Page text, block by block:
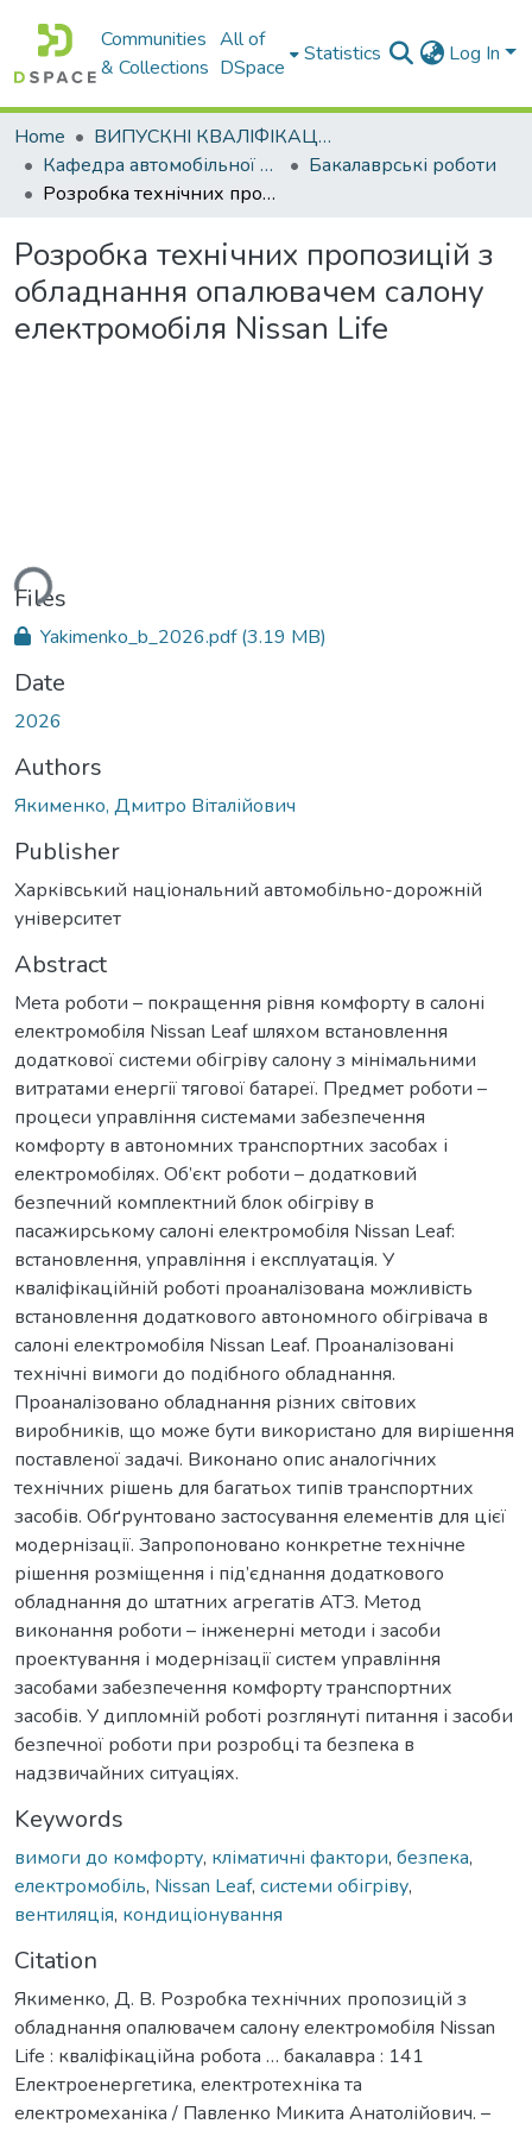
Communities
& Collections
All of
DSpace
Statistics Log In
Home
ВИПУСКНІ КВАЛІФІКАЦІЙНІ РОБОТИ
Кафедра автомобільної електроніки
Бакалаврські роботи
Розробка технічних пропозицій з обладнання опалювачем салону електромобіля Nissan Life
Розробка технічних пропозицій з
обладнання опалювачем салону
електромобіля Nissan Life
Files
Yakimenko_b_2026.pdf(3.19 MB)
Date
2026
Authors
Якименко, Дмитро Віталійович
Publisher
Харківський національний автомобільно-дорожній
університет
Abstract
Мета роботи – покращення рівня комфорту в салоні
електромобіля Nissan Leaf шляхом встановлення
додаткової системи обігріву салону з мінімальними
витратами енергії тягової батареї. Предмет роботи –
процеси управління системами забезпечення
комфорту в автономних транспортних засобах і
електромобілях. Об’єкт роботи – додатковий
безпечний комплектний блок обігріву в
пасажирському салоні електромобіля Nissan Leaf:
встановлення, управління і експлуатація. У
кваліфікаційній роботі проаналізована можливість
встановлення додаткового автономного обігрівача в
салоні електромобіля Nissan Leaf. Проаналізовані
технічні вимоги до подібного обладнання.
Проаналізовано обладнання різних світових
виробників, що може бути використано для вирішення
поставленої задачі. Виконано опис аналогічних
технічних рішень для багатьох типів транспортних
засобів. Обґрунтовано застосування елементів для цієї
модернізації. Запропоновано конкретне технічне
рішення розміщення і під’єднання додаткового
обладнання до штатних агрегатів АТЗ. Метод
виконання роботи – інженерні методи і засоби
проектування і модернізації систем управління
засобами забезпечення комфорту транспортних
засобів. У дипломній роботі розглянуті питання і засоби
безпечної роботи при розробці та безпека в
надзвичайних ситуаціях.
Keywords
вимоги до комфорту, кліматичні фактори, безпека,
електромобіль, Nissan Leaf, системи обігріву,
вентиляція, кондиціонування
Citation
Якименко, Д. В. Розробка технічних пропозицій з
обладнання опалювачем салону електромобіля Nissan
Life : кваліфікаційна робота … бакалавра : 141
Електроенергетика, електротехніка та
електромеханіка / Павленко Микита Анатолійович. –